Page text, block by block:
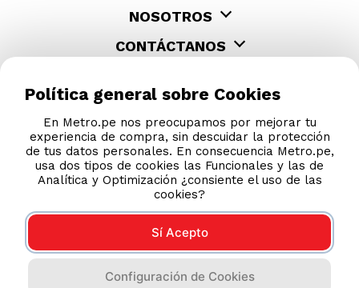
NOSOTROS
CONTÁCTANOS
COMPRAS 100% SEGURAS
Esta tienda usa Niubiz para realizar transacciones
Política general sobre Cookies
En Metro.pe nos preocupamos por mejorar tu
experiencia de compra, sin descuidar la protección
de tus datos personales. En consecuencia Metro.pe,
usa dos tipos de cookies las Funcionales y las de
Analítica y Optimización ¿consiente el uso de las
cookies?
Sí Acepto
Configuración de Cookies